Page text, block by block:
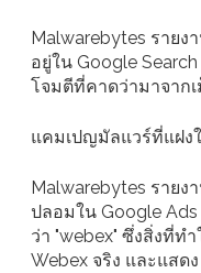
Malwarebytes รายง
อยู่ใน Google
โจมตีที่คาดว่ามาจาก
แคมเปญมัลแวร์ที่แฝง
Malwarebytes ราย
ปลอมใน Google
ว่า "webex" ซึ่งสิ่งที่ท
Webex จริง และแสด